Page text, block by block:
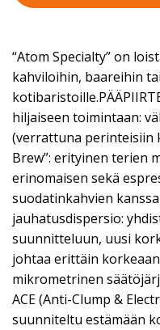
“Atom Specialty” on
kahviloihin, baareihin
hiljaiseen toimintaan:
(verrattuna perinteisiin
Brew”: erityinen terien
erinomaisen sekä
suodatinkahvien
jauhatusdispersio:
suunnitteluun, uusi
johtaa erittäin
mikrometrinen
ACE (Anti-Clump &
suunniteltu estämään